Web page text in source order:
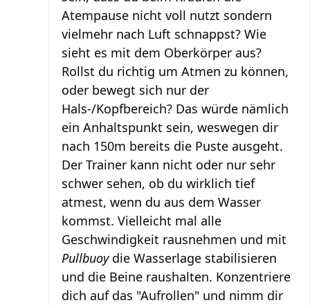
Atempause nicht voll nutzt sondern
vielmehr nach Luft schnappst? Wie
sieht es mit dem Oberkörper aus?
Rollst du richtig um Atmen zu können,
oder bewegt sich nur der
Hals-/Kopfbereich? Das würde nämlich
ein Anhaltspunkt sein, weswegen dir
nach 150m bereits die Puste ausgeht.
Der Trainer kann nicht oder nur sehr
schwer sehen, ob du wirklich tief
atmest, wenn du aus dem Wasser
kommst. Vielleicht mal alle
Geschwindigkeit rausnehmen und mit
Pullbuoydie Wasserlage stabilisieren
und die Beine raushalten. Konzentriere
dich auf das "Aufrollen" und nimm dir